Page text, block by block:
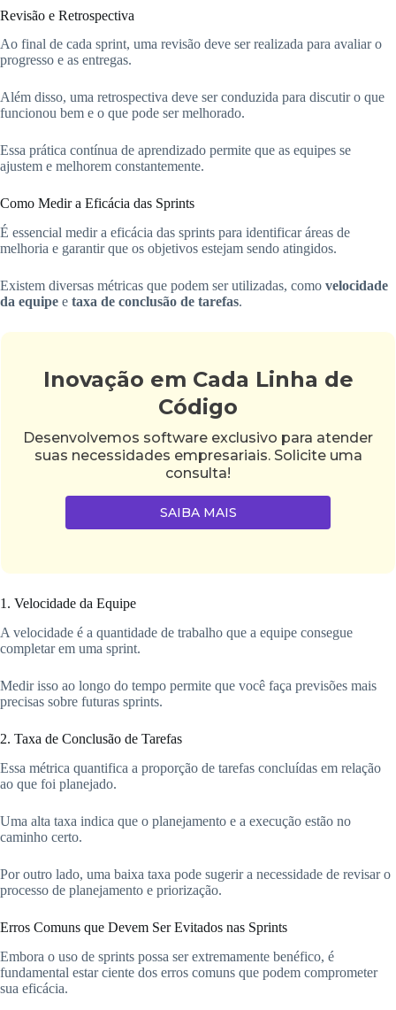
Revisão e Retrospectiva
Ao final de cada sprint, uma revisão deve ser realizada para avaliar o
progresso e as entregas.
Além disso, uma retrospectiva deve ser conduzida para discutir o que
funcionou bem e o que pode ser melhorado.
Essa prática contínua de aprendizado permite que as equipes se
ajustem e melhorem constantemente.
Como Medir a Eficácia das Sprints
É essencial medir a eficácia das sprints para identificar áreas de
melhoria e garantir que os objetivos estejam sendo atingidos.
Existem diversas métricas que podem ser utilizadas, como velocidade
da equipe e taxa de conclusão de tarefas.
Inovação em Cada Linha de
Código
Desenvolvemos software exclusivo para atender
suas necessidades empresariais. Solicite uma
consulta!
SAIBA MAIS
1. Velocidade da Equipe
A velocidade é a quantidade de trabalho que a equipe consegue
completar em uma sprint.
Medir isso ao longo do tempo permite que você faça previsões mais
precisas sobre futuras sprints.
2. Taxa de Conclusão de Tarefas
Essa métrica quantifica a proporção de tarefas concluídas em relação
ao que foi planejado.
Uma alta taxa indica que o planejamento e a execução estão no
caminho certo.
Por outro lado, uma baixa taxa pode sugerir a necessidade de revisar o
processo de planejamento e priorização.
Erros Comuns que Devem Ser Evitados nas Sprints
Embora o uso de sprints possa ser extremamente benéfico, é
fundamental estar ciente dos erros comuns que podem comprometer
sua eficácia.